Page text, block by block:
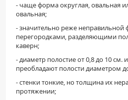
- чаще форма округлая, овальная
овальная;
- значительно реже
перегородками, разделяющими
каверн;
- диаметр полостие от 0,8 до 10 см.
преобладают полости диаметром
- стенки тонкие, но толщина их
протяжении;